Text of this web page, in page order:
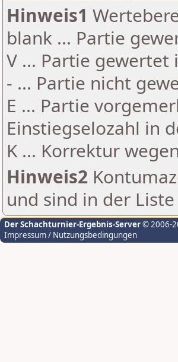
Hinweis1
blank ... Partie
V ... Partie
- ... Partie nicht
E ... Partie
Einstiegselozahl in
K ... Korrektur
Hinweis2
und sind in der
Der Schachturnier-Ergebnis-Server© 2006-
Impressum / Nutzungsbedingungen